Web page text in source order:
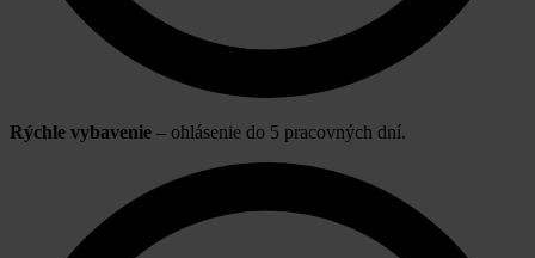
Rýchle vybavenie – ohlásenie do 5 pracovných dní.